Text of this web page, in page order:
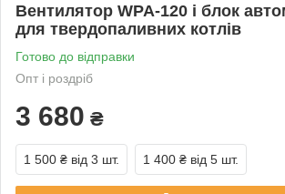
Вентилятор WPA-120 і блок
для твердопаливних котлів
Готово до відправки
Опт і роздріб
3 680 ₴
1 500 ₴ від 3 шт. 1 400 ₴ від 5 шт.